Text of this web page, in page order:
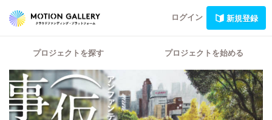
ログイン 新規登録
プロジェクトを探す プロジェクトを始める